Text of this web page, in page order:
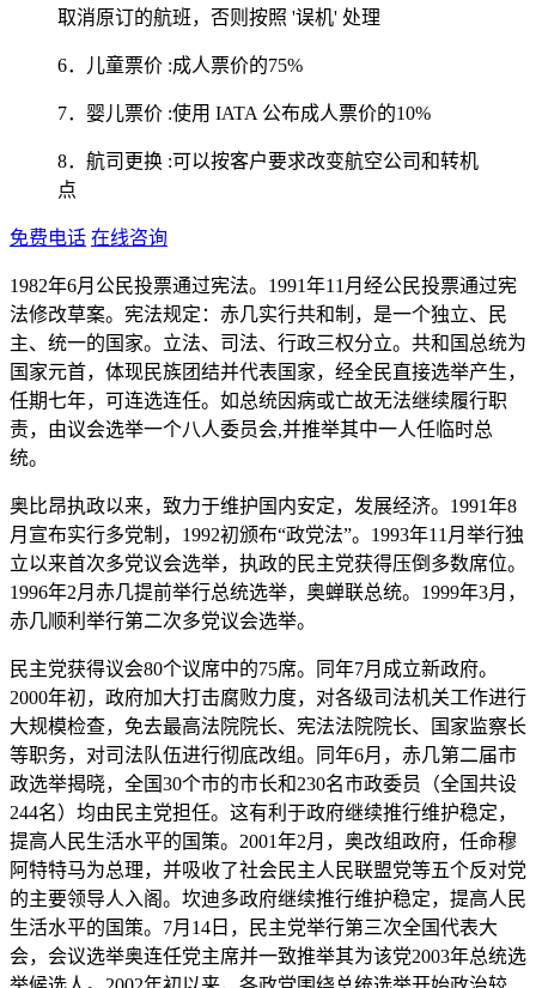
取消原订的航班，否则按照 '误机' 处理
6．儿童票价 :成人票价的75%
7．婴儿票价 :使用 IATA 公布成人票价的10%
8．航司更换 :可以按客户要求改变航空公司和转机
点
免费电话 在线咨询
1982年6月公民投票通过宪法。1991年11月经公民投票通过宪
法修改草案。宪法规定：赤几实行共和制，是一个独立、民
主、统一的国家。立法、司法、行政三权分立。共和国总统为
国家元首，体现民族团结并代表国家，经全民直接选举产生，
任期七年，可连选连任。如总统因病或亡故无法继续履行职
责，由议会选举一个八人委员会,并推举其中一人任临时总
统。
奥比昂执政以来，致力于维护国内安定，发展经济。1991年8
月宣布实行多党制，1992初颁布“政党法”。1993年11月举行独
立以来首次多党议会选举，执政的民主党获得压倒多数席位。
1996年2月赤几提前举行总统选举，奥蝉联总统。1999年3月，
赤几顺利举行第二次多党议会选举。
民主党获得议会80个议席中的75席。同年7月成立新政府。
2000年初，政府加大打击腐败力度，对各级司法机关工作进行
大规模检查，免去最高法院院长、宪法法院院长、国家监察长
等职务，对司法队伍进行彻底改组。同年6月，赤几第二届市
政选举揭晓，全国30个市的市长和230名市政委员（全国共设
244名）均由民主党担任。这有利于政府继续推行维护稳定，
提高人民生活水平的国策。2001年2月，奥改组政府，任命穆
阿特特马为总理，并吸收了社会民主人民联盟党等五个反对党
的主要领导人入阁。坎迪多政府继续推行维护稳定，提高人民
生活水平的国策。7月14日，民主党举行第三次全国代表大
会，会议选举奥连任党主席并一致推举其为该党2003年总统选